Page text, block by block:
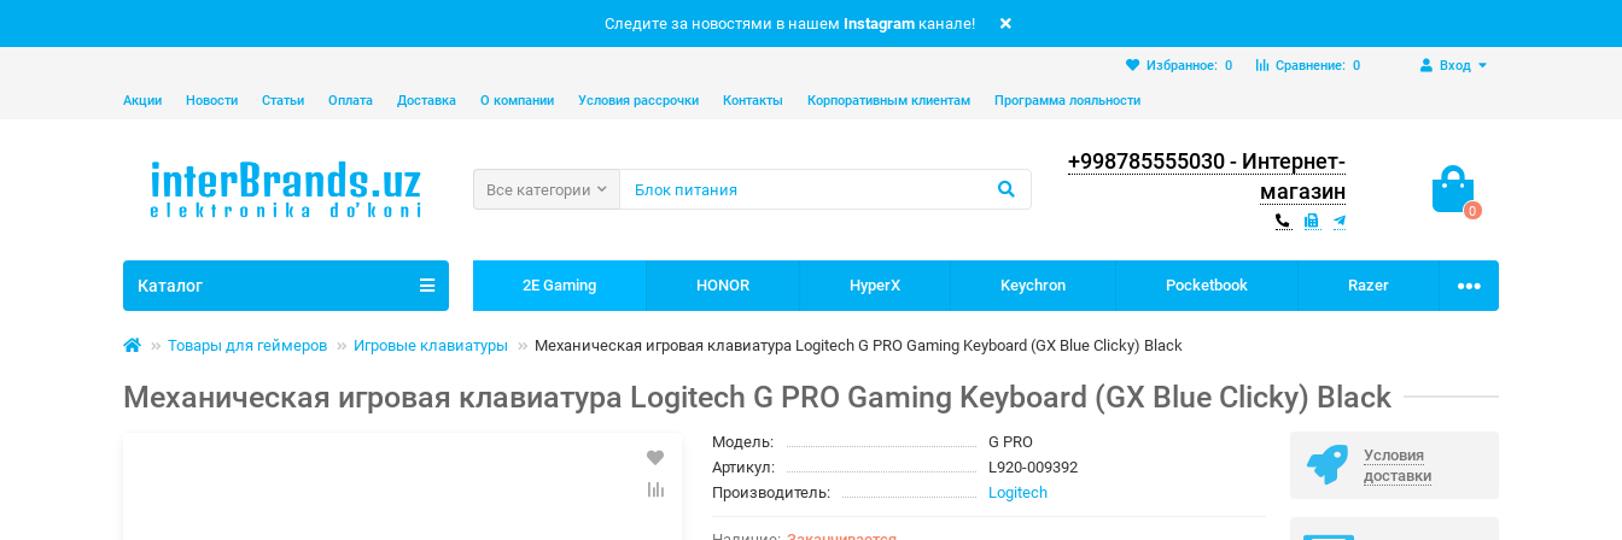
Следите за новостями в нашем Instagram канале!
Вход
Сравнение: 0
Избранное: 0
Акции Новости Статьи Оплата Доставка О компании Условия рассрочки Контакты Корпоративным клиентам Программа лояльности
+998785555030 - Интернет-
магазин
0
Все категории
Каталог 2E Gaming HONOR HyperX Keychron Pocketbook Razer
Товары для геймеров Игровые клавиатуры Механическая игровая клавиатура Logitech G PRO Gaming Keyboard (GX Blue Clicky) Black
Механическая игровая клавиатура Logitech G PRO Gaming Keyboard (GX Blue Clicky) Black
Модель:
G PRO
Артикул:
L920-009392
Производитель:
Logitech
Условия
доставки